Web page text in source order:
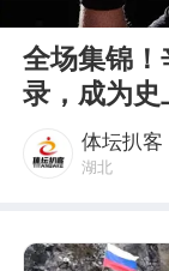
全场集锦
录，成为
体坛扒客
湖北